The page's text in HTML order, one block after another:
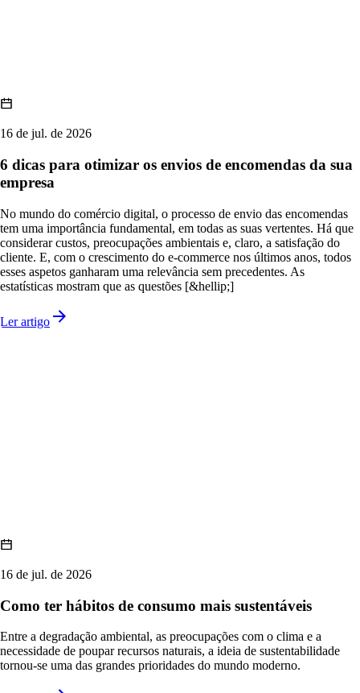
16 de jul. de 2026
6 dicas para otimizar os envios de encomendas da sua
empresa
No mundo do comércio digital, o processo de envio das encomendas
tem uma importância fundamental, em todas as suas vertentes. Há que
considerar custos, preocupações ambientais e, claro, a satisfação do
cliente. E, com o crescimento do e-commerce nos últimos anos, todos
esses aspetos ganharam uma relevância sem precedentes. As
estatísticas mostram que as questões [&hellip;]
Ler artigo
16 de jul. de 2026
Como ter hábitos de consumo mais sustentáveis
Entre a degradação ambiental, as preocupações com o clima e a
necessidade de poupar recursos naturais, a ideia de sustentabilidade
tornou-se uma das grandes prioridades do mundo moderno.